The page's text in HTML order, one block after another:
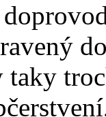
taky